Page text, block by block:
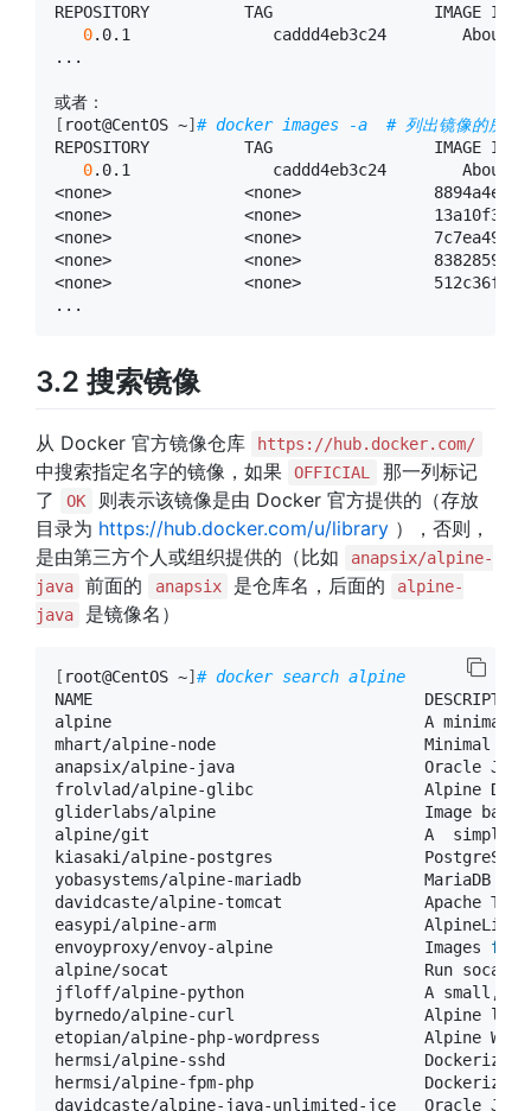
REPOSITORY          TAG                 IMAGE
0.0.1               caddd4eb3c24        About
...
[ root@CentOS ~] # docker images -a  # 列出镜像的所有
REPOSITORY          TAG                 IMAGE
0.0.1               caddd4eb3c24        About
<none>              <none>
<none>              <none>
<none>              <none>
<none>              <none>
<none>              <none>
3.2 搜索镜像
从 Docker 官方镜像仓库 https://hub.docker.com/
中搜索指定名字的镜像，如果 OFFICIAL
那一列标记
了
OK
则表示该镜像是由 Docker 官方提供的（存放
目录为 https://hub.docker.com/u/library ），否则，
是由第三方个人或组织提供的（比如
anapsix/alpine-
java
前面的 anapsix 是仓库名，后面的
alpine-
java
是镜像名）
[ root@CentOS ~] # docker search alpine
NAME
alpine                                 A minimal
mhart/alpine-node
anapsix/alpine-java                    Oracle
frolvlad/alpine-glibc                  Alpine
gliderlabs/alpine                      Image based
alpine/git                             A  simple
kiasaki/alpine-postgres                PostgreSQL
yobasystems/alpine-mariadb             MariaDB
davidcaste/alpine-tomcat               Apache
easypi/alpine-arm
envoyproxy/envoy-alpine                Images for
alpine/socat                           Run socat
jfloff/alpine-python                   A small, more
byrnedo/alpine-curl                    Alpine
etopian/alpine-php-wordpress           Alpine
hermsi/alpine-sshd                     Dockerize
hermsi/alpine-fpm-php                  Dockerize
davidcaste/alpine-java-unlimited-jce   Oracle